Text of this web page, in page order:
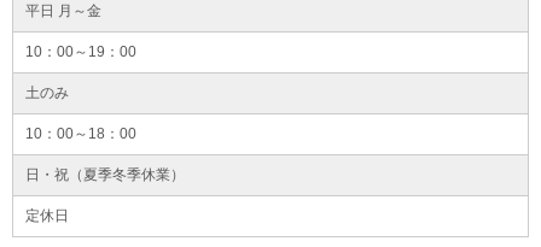
平日 月～金
10：00～19：00
土のみ
10：00～18：00
日・祝（夏季冬季休業）
定休日